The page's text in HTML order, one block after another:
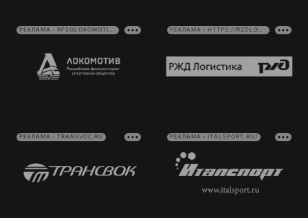
РЕКЛАМА • RFSOLOKOMOTIV.RU РЕКЛАМА • HTTPS://RZDLOG.RU/
РЕКЛАМА • TRANSVOC.RU РЕКЛАМА • ITALSPORT.RU/